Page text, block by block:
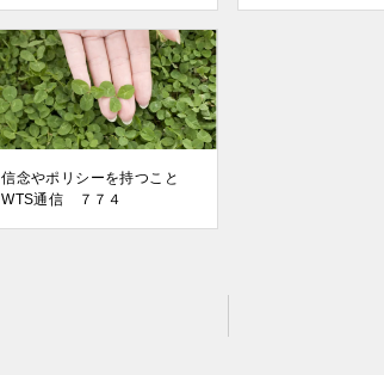
信念やポリシーを持つこと
WTS通信 ７７４